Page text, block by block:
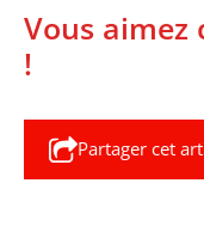
Vous aimez
!
Partager cet